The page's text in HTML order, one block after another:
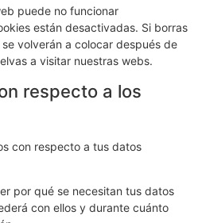
puede no funcionar
están desactivadas. Si borras
volverán a colocar después de
a visitar nuestras webs.
respecto a los
con respecto a tus datos
por qué se necesitan tus datos
con ellos y durante cuánto